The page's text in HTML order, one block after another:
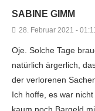
SABINE GIMM
28. Februar 2021 -
Oje. Solche Tage
natürlich ärgerlich,
der verlorenen
Ich hoffe, es war